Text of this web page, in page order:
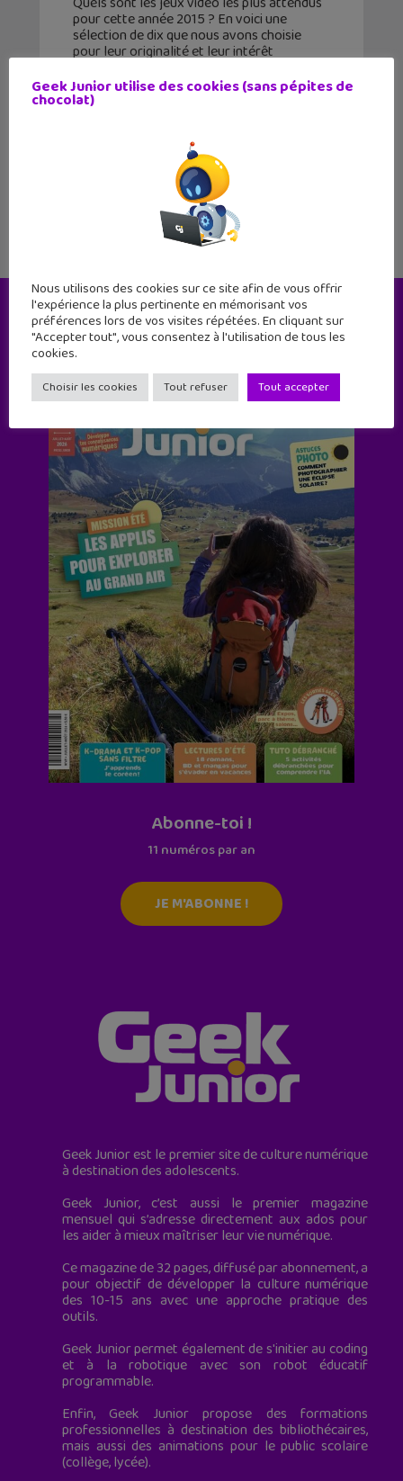
pour cette année 2015 ? En voici une
sélection de dix que nous avons choisie
pour leur originalité et leur intérêt
trouves pas
3 4
Le magazine
Abonne-toi !
11 numéros par an
JE M'ABONNE !
Geek Junior est le premier site de culture numérique
à destination des adolescents.
Geek Junior, c’est aussi le premier magazine
mensuel qui s’adresse directement aux ados pour
les aider à mieux maîtriser leur vie numérique.
Ce magazine de 32 pages, diffusé par abonnement, a
pour objectif de développer la culture numérique
des 10-15 ans avec une approche pratique des
outils.
Geek Junior permet également de s'initier au coding
et à la robotique avec son robot éducatif
programmable.
Enfin, Geek Junior propose des formations
professionnelles à destination des bibliothécaires,
mais aussi des animations pour le public scolaire
(collège, lycée).
Geek Junior utilise des cookies (sans pépites de
chocolat)
Nous utilisons des cookies sur ce site afin de vous offrir
l'expérience la plus pertinente en mémorisant vos
préférences lors de vos visites répétées. En cliquant sur
"Accepter tout", vous consentez à l'utilisation de tous les
cookies.
Choisir les cookies Tout refuser Tout accepter